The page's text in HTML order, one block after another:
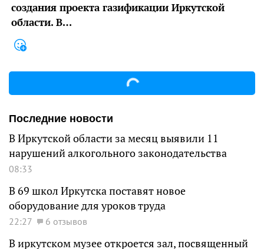
создания проекта газификации Иркутской
области. В…
Последние новости
В Иркутской области за месяц выявили 11
нарушений алкогольного законодательства
08:33
В 69 школ Иркутска поставят новое
оборудование для уроков труда
22:27 6 отзывов
В иркутском музее откроется зал, посвященный